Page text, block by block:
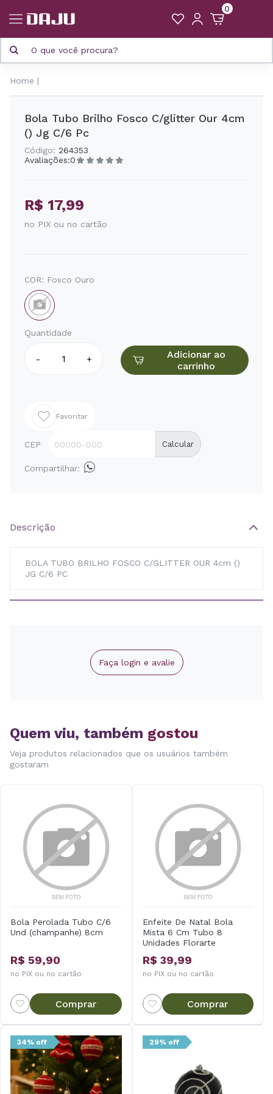
0
Home
Bola Tubo Brilho Fosco C/glitter Our 4cm
() Jg C/6 Pc
Código: 264353
Avaliações:0
R$ 17,99
no PIX ou no cartão
COR: Fosco Ouro
Quantidade
- +
Adicionar ao
carrinho
Favoritar
CEP Calcular
Compartilhar:
Descrição
BOLA TUBO BRILHO FOSCO C/GLITTER OUR 4cm ()
JG C/6 PC
Faça login e avalie
Quem viu, também gostou
Veja produtos relacionados que os usuários também
gostaram
Bola Perolada Tubo C/6
Und (champanhe) 8cm
R$ 59,90
no PIX ou no cartão
Comprar
Enfeite De Natal Bola
Mista 6 Cm Tubo 8
Unidades Florarte
R$ 39,99
no PIX ou no cartão
Comprar
34% off 29% off